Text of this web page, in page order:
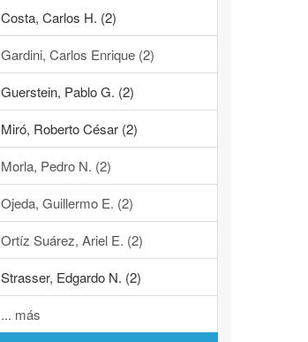
Costa, Carlos H. (2)
Gardini, Carlos Enrique (2)
Guerstein, Pablo G. (2)
Miró, Roberto César (2)
Morla, Pedro N. (2)
Ojeda, Guillermo E. (2)
Ortíz Suárez, Ariel E. (2)
Strasser, Edgardo N. (2)
... más